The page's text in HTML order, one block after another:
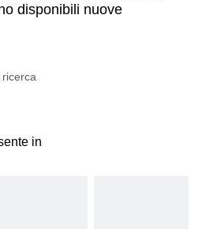
disponibili nuove
in